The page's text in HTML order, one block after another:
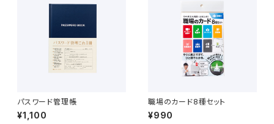
パスワード管理帳
¥1,100
職場のカード8種セット
¥990